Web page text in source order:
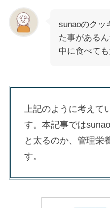
sunaoのクッ
た事がある
中に食べて
上記のように考えて
す。本記事では
と太るのか、管理栄
す。